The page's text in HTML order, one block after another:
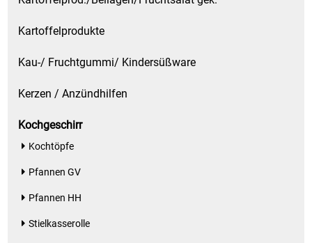
Sauergemüse
Sekt / Champagner / Frizzante
Sirupe
Kartoffelprodukte
Kau-/ Fruchtgummi/ Kindersüßware
Kerzen / Anzündhilfen
Kochgeschirr
Kochtöpfe
Pfannen GV
Pfannen HH
Stielkasserolle